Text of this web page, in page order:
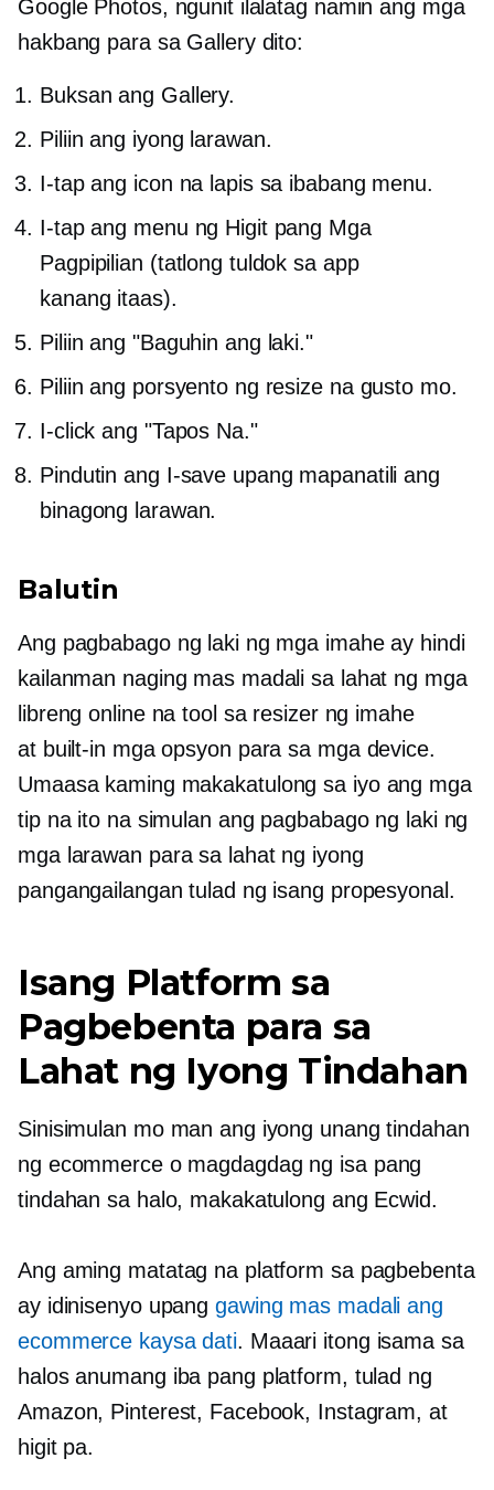
Google Photos, ngunit ilalatag namin ang mga
hakbang para sa Gallery dito:
Buksan ang Gallery.
Piliin ang iyong larawan.
I-tap ang icon na lapis sa ibabang menu.
I-tap ang menu ng Higit pang Mga
Pagpipilian (tatlong tuldok sa app
kanang itaas).
Piliin ang "Baguhin ang laki."
Piliin ang porsyento ng resize na gusto mo.
I-click ang "Tapos Na."
Pindutin ang I-save upang mapanatili ang
binagong larawan.
Balutin
Ang pagbabago ng laki ng mga imahe ay hindi
kailanman naging mas madali sa lahat ng mga
libreng online na tool sa resizer ng imahe
at built-in mga opsyon para sa mga device.
Umaasa kaming makakatulong sa iyo ang mga
tip na ito na simulan ang pagbabago ng laki ng
mga larawan para sa lahat ng iyong
pangangailangan tulad ng isang propesyonal.
Isang Platform sa
Pagbebenta para sa
Lahat ng Iyong Tindahan
Sinisimulan mo man ang iyong unang tindahan
ng ecommerce o magdagdag ng isa pang
tindahan sa halo, makakatulong ang Ecwid.
Ang aming matatag na platform sa pagbebenta
ay idinisenyo upang gawing mas madali ang
ecommerce kaysa dati. Maaari itong isama sa
halos anumang iba pang platform, tulad ng
Amazon, Pinterest, Facebook, Instagram, at
higit pa.